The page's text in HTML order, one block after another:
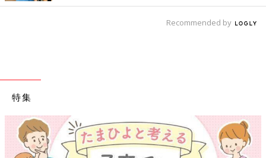
Recommended by
特集